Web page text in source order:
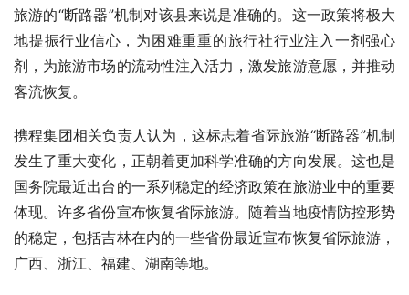
旅游的“断路器”机制对该县来说是准确的。这一政策将极大
地提振行业信心，为困难重重的旅行社行业注入一剂强心
剂，为旅游市场的流动性注入活力，激发旅游意愿，并推动
客流恢复。
携程集团相关负责人认为，这标志着省际旅游“断路器”机制
发生了重大变化，正朝着更加科学准确的方向发展。这也是
国务院最近出台的一系列稳定的经济政策在旅游业中的重要
体现。许多省份宣布恢复省际旅游。随着当地疫情防控形势
的稳定，包括吉林在内的一些省份最近宣布恢复省际旅游，
广西、浙江、福建、湖南等地。